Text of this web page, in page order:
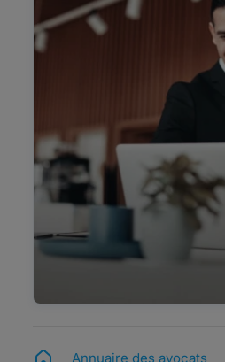
Annuaire des avocats